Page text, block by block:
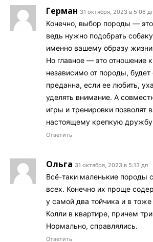
Герман 31 октября, 2023 в 5:06
Конечно, выбор породы —
ведь нужно подобрать
именно вашему образу
Но главное — это отношение
независимо от породы, будет
преданна, если ее любить,
уделять внимание. А
игры и тренировки позволят
настоящему крепкую
Ответить
Ольга 31 октября, 2023 в 5:13 дп
Всё-таки маленькие породы
всех. Конечно их проще
у самой два тойчика и в
Колли в квартире, причем
Нормально, справлялись.
Ответить